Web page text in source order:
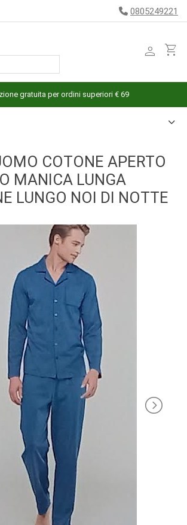
0805249221
person shopping_cart
gratuita per ordini superiori € 69
COTONE APERTO
MANICA LUNGA
LUNGO NOI DI NOTTE